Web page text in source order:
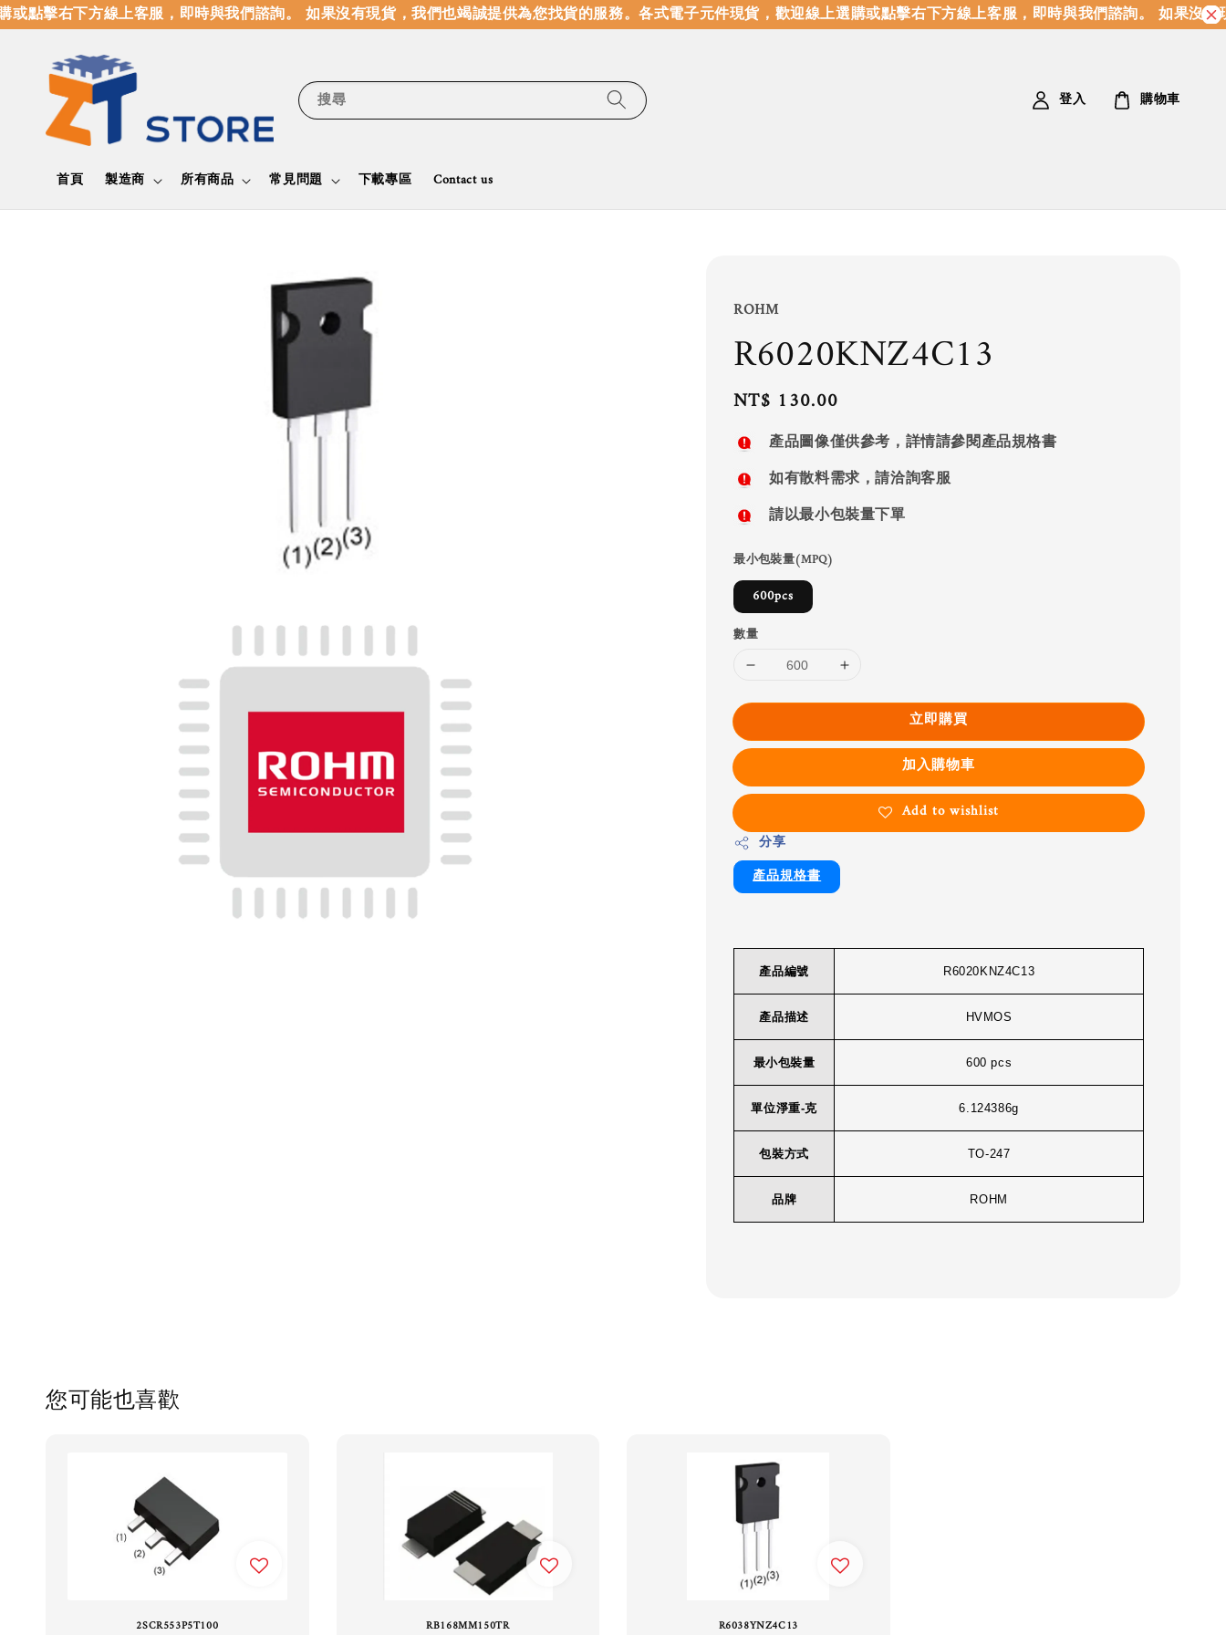
點擊右下方線上客服，即時與我們諮詢。 如果沒有現貨，我們也竭誠提供為您找貨的服務。各式電子元件現貨，歡迎線上選購或點擊右下方線上客服，即時與我們諮詢。 如果沒有
搜尋
首頁 製造商 所有商品 常見問題 下載專區 Contact us
登入 購物車
ROHM
R6020KNZ4C13
Regular
price
NT$ 130.00
產品圖像僅供參考，詳情請參閱產品規格書
如有散料需求，請洽詢客服
請以最小包裝量下單
最小包裝量(MPQ)
600pcs
數量
立即購買
加入購物車
Add to wishlist
分享
產品規格書
產品編號 R6020KNZ4C13
產品描述 HVMOS
最小包裝量 600 pcs
單位淨重-克 6.124386g
包裝方式 TO-247
品牌 ROHM
您可能也喜歡
2SCR553P5T100 RB168MM150TR R6038YNZ4C13